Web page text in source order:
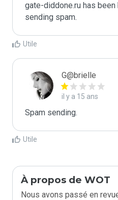
gate-diddone.ru has
sending spam.
Utile
G@brielle
il y a 15 ans
Spam sending.
Utile
À propos de WOT
Nous avons passé en